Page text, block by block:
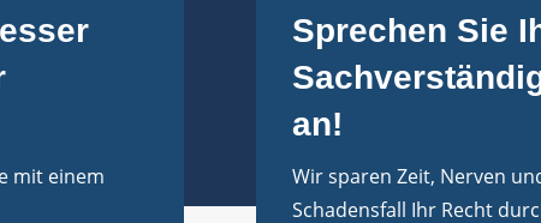
mit einem
Sprechen Sie
an!
Wir sparen Zeit, Nerven
Schadensfall Ihr Recht